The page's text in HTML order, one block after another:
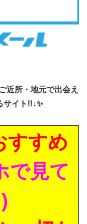
近所・地元で出会え
サイト!!↓✨
すすめ
で見て